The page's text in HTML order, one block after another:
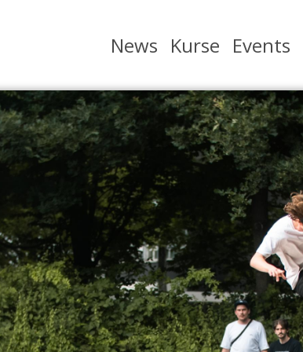
Hauptnavigation
News Kurse Events